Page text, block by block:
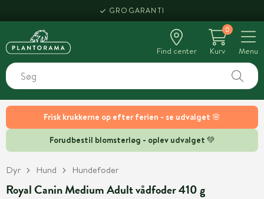
Frisk krukkerne op efter ferien - se udvalget 🌸
Forudbestil blomsterløg - oplev udvalget 💚
GROGARANTI
Find center
0
Kurv
Menu
Dyr Hund Hundefoder
Royal Canin Medium Adult vådfoder 410 g